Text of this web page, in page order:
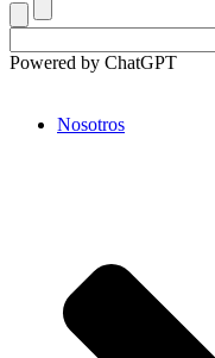
Powered by ChatGPT
Nosotros